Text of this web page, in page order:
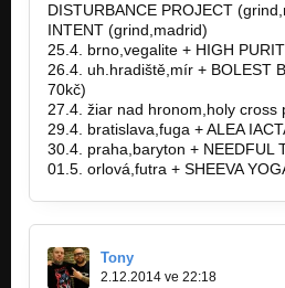
DISTURBANCE PROJECT
INTENT (grind,madrid)
25.4. brno,vegalite + HIGH
26.4. uh.hradiště,mír + BOLEST
70kč)
27.4. žiar nad hronom,holy cross
29.4. bratislava,fuga + ALEA
30.4. praha,baryton + NEEDFUL
01.5. orlová,futra + SHEEVA
Tony
2.12.2014 ve 22:18